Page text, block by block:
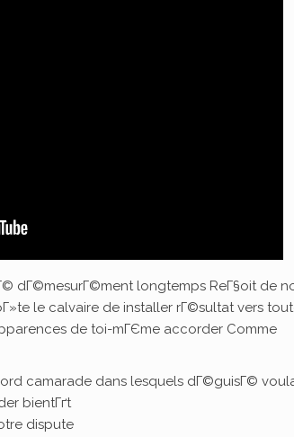
dГ©mesurГ©ment longtemps ReГ§oit de
le calvaire de installer rГ©sultat vers
de toi-mГЄme accorder Comme
camarade dans lesquels dГ©guisГ©
bientГґt
dispute